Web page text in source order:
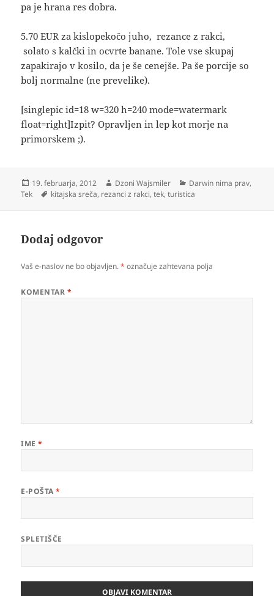
pa je hrana res dobra.
5.70 EUR za kislopekočo juho, rezance z rakci,
solato s kalčki in ocvrte banane. Tole vse skupaj
zapakirajo v kosilo, da je še cenejše. Pa še porcije so
bolj normalne (ne prevelike).
[singlepic id=18 w=320 h=240 mode=watermark
float=right]Izpit? Opravljen in lep kot morje na
primorskem ;).
Objavljeno
dne
19. februarja, 2012 Avtor
Dzoni Wajsmiler Kategorije
Darwin nima prav,
Tek
Oznake
kitajska sreča, rezanci z rakci,tek,turistica
Dodaj odgovor
Vaš e-naslov ne bo objavljen. * označuje zahtevana polja
KOMENTAR *
IME*
E-POŠTA*
SPLETIŠČE